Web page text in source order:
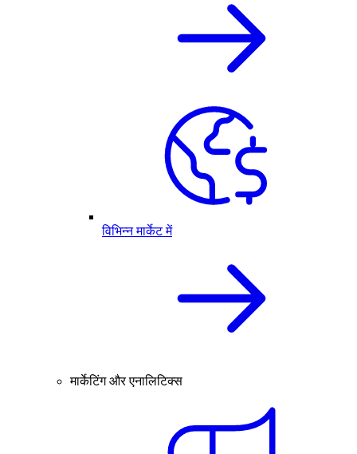
विभिन्न मार्केट में
मार्केटिंग और एनालिटिक्स